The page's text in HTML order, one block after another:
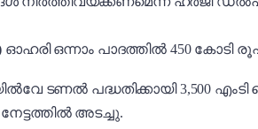
ഓഹരി ഒന്നാം പാദത്തിൽ 450 കോടി
ടണൽ പദ്ധതിക്കായി 3,500
അടച്ചു.